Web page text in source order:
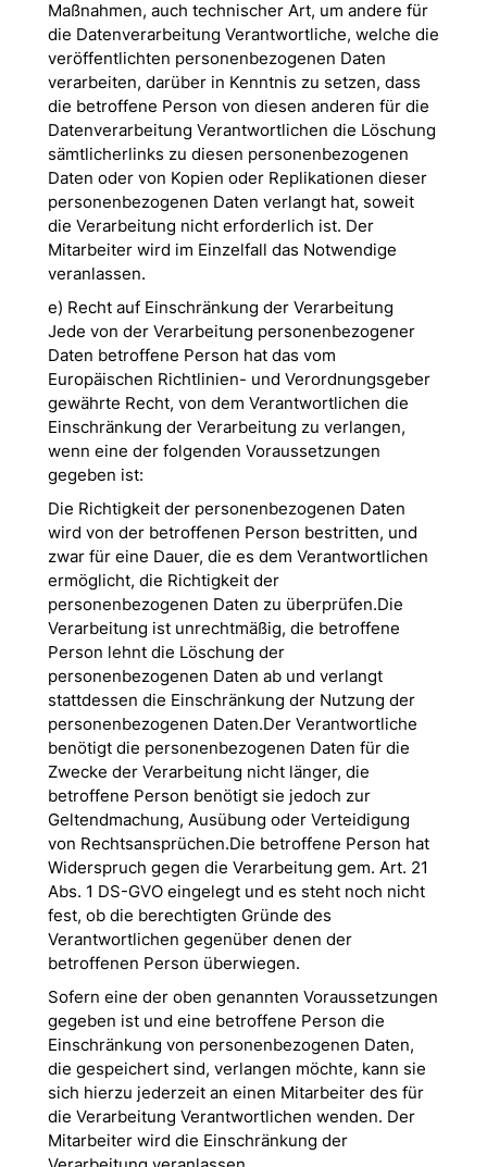
Maßnahmen, auch technischer Art, um andere für
die Datenverarbeitung Verantwortliche, welche die
veröffentlichten personenbezogenen Daten
verarbeiten, darüber in Kenntnis zu setzen, dass
die betroffene Person von diesen anderen für die
Datenverarbeitung Verantwortlichen die Löschung
sämtlicherlinks zu diesen personenbezogenen
Daten oder von Kopien oder Replikationen dieser
personenbezogenen Daten verlangt hat, soweit
die Verarbeitung nicht erforderlich ist. Der
Mitarbeiter wird im Einzelfall das Notwendige
veranlassen.
e) Recht auf Einschränkung der Verarbeitung
Jede von der Verarbeitung personenbezogener
Daten betroffene Person hat das vom
Europäischen Richtlinien- und Verordnungsgeber
gewährte Recht, von dem Verantwortlichen die
Einschränkung der Verarbeitung zu verlangen,
wenn eine der folgenden Voraussetzungen
gegeben ist:
Die Richtigkeit der personenbezogenen Daten
wird von der betroffenen Person bestritten, und
zwar für eine Dauer, die es dem Verantwortlichen
ermöglicht, die Richtigkeit der
personenbezogenen Daten zu überprüfen.Die
Verarbeitung ist unrechtmäßig, die betroffene
Person lehnt die Löschung der
personenbezogenen Daten ab und verlangt
stattdessen die Einschränkung der Nutzung der
personenbezogenen Daten.Der Verantwortliche
benötigt die personenbezogenen Daten für die
Zwecke der Verarbeitung nicht länger, die
betroffene Person benötigt sie jedoch zur
Geltendmachung, Ausübung oder Verteidigung
von Rechtsansprüchen.Die betroffene Person hat
Widerspruch gegen die Verarbeitung gem. Art. 21
Abs. 1 DS-GVO eingelegt und es steht noch nicht
fest, ob die berechtigten Gründe des
Verantwortlichen gegenüber denen der
betroffenen Person überwiegen.
Sofern eine der oben genannten Voraussetzungen
gegeben ist und eine betroffene Person die
Einschränkung von personenbezogenen Daten,
die gespeichert sind, verlangen möchte, kann sie
sich hierzu jederzeit an einen Mitarbeiter des für
die Verarbeitung Verantwortlichen wenden. Der
Mitarbeiter wird die Einschränkung der